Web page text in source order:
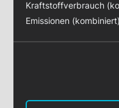
Kraftstoffverbrauch
Emissionen